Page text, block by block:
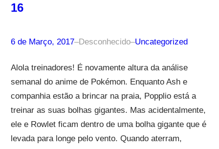
16
6 de Março, 2017–Desconhecido–Uncategorized
Alola treinadores! É novamente altura da análise
semanal do anime de Pokémon. Enquanto Ash e
companhia estão a brincar na praia, Popplio está a
treinar as suas bolhas gigantes. Mas acidentalmente,
ele e Rowlet ficam dentro de uma bolha gigante que é
levada para longe pelo vento. Quando aterram,